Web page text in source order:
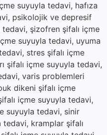
suyuyla tedavi, hafıza
psikolojik ve depresif
tedavi, şizofren şifalı içme
suyuyla tedavi, uyuma
stres şifalı içme
şifalı içme suyuyla tedavi,
varis problemleri
dikeni şifalı içme
içme suyuyla tedavi,
suyuyla tedavi, sinir
tedavi, kramplar şifalı